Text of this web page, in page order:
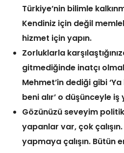
Türkiye’nin bilimle
Kendiniz için değil
hizmet için yapın.
Zorluklarla
gitmediğinde inatçı
Mehmet’in dediği gibi
beni alır’ o düşünceyle iş
Gözünüzü seveyim
yapanlar var, çok
yapmaya çalışın. Bütün